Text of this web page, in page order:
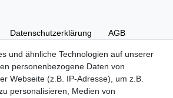
und ähnliche Technologien auf unserer
personenbezogene Daten von
Webseite (z.B. IP-Adresse), um z.B.
personalisieren, Medien von
Daten­schutz­erklärung AGB
Vertrag widerrufen Kontakt